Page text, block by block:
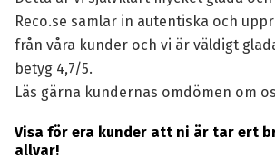
Reco.se samlar in autentiska och
från våra kunder och vi är väldigt
betyg 4,7/5.
Läs gärna kundernas omdömen om
Visa för era kunder att ni är tar ert
allvar!